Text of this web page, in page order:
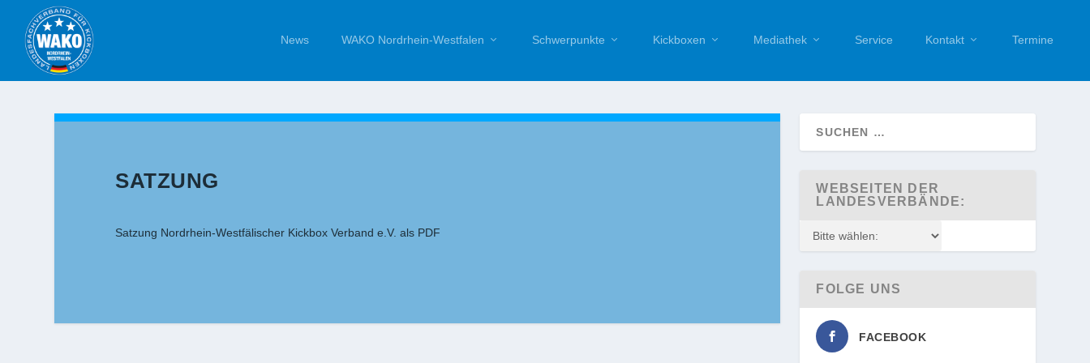
News WAKO Nordrhein-Westfalen Schwerpunkte Kickboxen Mediathek Service Kontakt Termine
SATZUNG
Satzung Nordrhein-Westfälischer Kickbox Verband e.V. als PDF
WEBSEITEN DER
LANDESVERBÄNDE:
FOLGE UNS
FACEBOOK